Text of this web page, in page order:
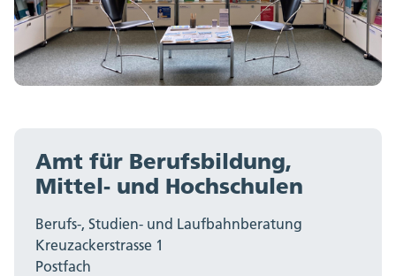
Amt für Berufsbildung,
Mittel- und Hochschulen
Berufs-, Studien- und Laufbahnberatung
Kreuzackerstrasse 1
Postfach